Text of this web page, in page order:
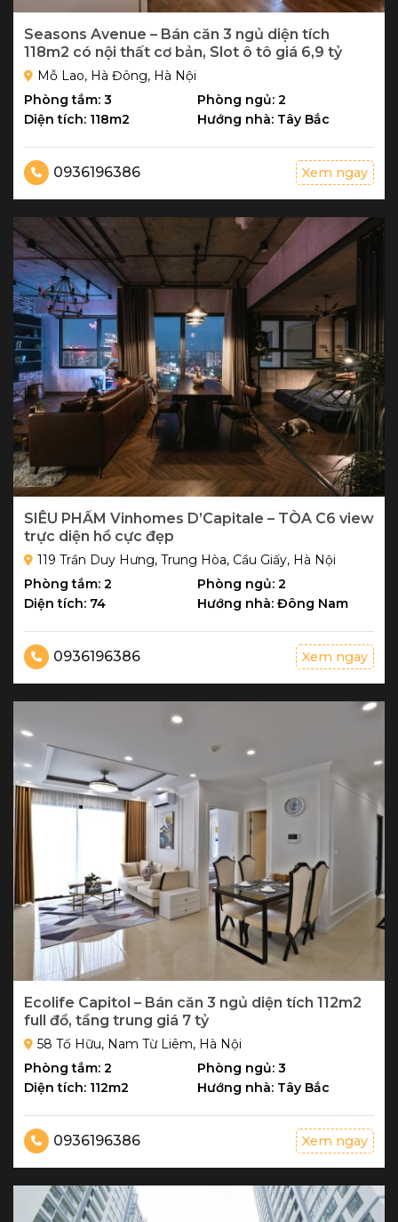
Seasons Avenue – Bán căn 3 ngủ diện tích
118m2 có nội thất cơ bản, Slot ô tô giá 6,9 tỷ
Mỗ Lao, Hà Đông, Hà Nội
Phòng tắm: 3
Phòng ngủ: 2
Diện tích: 118m2
Hướng nhà: Tây Bắc
0936196386 Xem ngay
SIÊU PHẨM Vinhomes D’Capitale – TÒA C6 view
trực diện hồ cực đẹp
119 Trần Duy Hưng, Trung Hòa, Cầu Giấy, Hà Nội
Phòng tắm: 2
Phòng ngủ: 2
Diện tích: 74
Hướng nhà: Đông Nam
0936196386 Xem ngay
Ecolife Capitol – Bán căn 3 ngủ diện tích 112m2
full đồ, tầng trung giá 7 tỷ
58 Tố Hữu, Nam Từ Liêm, Hà Nội
Phòng tắm: 2
Phòng ngủ: 3
Diện tích: 112m2
Hướng nhà: Tây Bắc
0936196386 Xem ngay